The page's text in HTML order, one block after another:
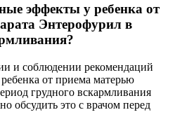
эффекты у ребенка от
Энтерофурил в
и соблюдении рекомендаций
от приема матерью
грудного вскармливания
обсудить это с врачом перед